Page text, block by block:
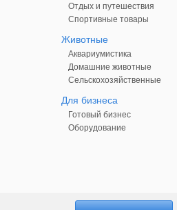
Отдых и путешествия
Спортивные товары
Животные
Аквариумистика
Домашние животные
Сельскохозяйственные
Для бизнеса
Готовый бизнес
Оборудование